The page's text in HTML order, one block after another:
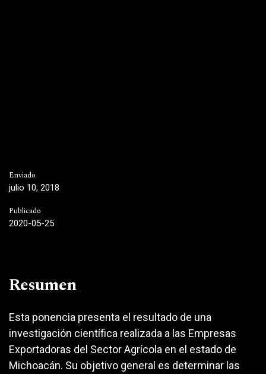
Enviado
julio 10, 2018
Publicado
2020-05-25
Resumen
Esta ponencia presenta el resultado de una
investigación científica realizada a las Empresas
Exportadoras del Sector Agrícola en el estado de
Michoacán. Su objetivo general es determinar las